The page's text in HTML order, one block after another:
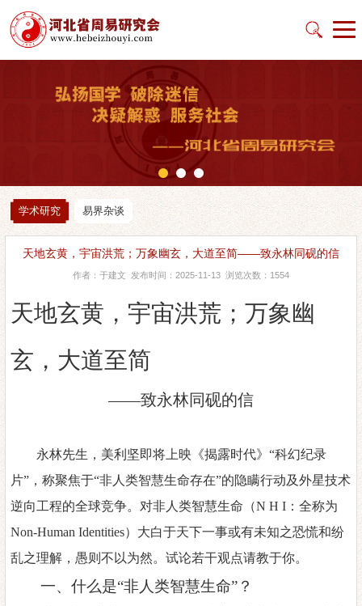
学术研究 易界杂谈
天地玄黄，宇宙洪荒；万象幽玄，大道至简——致永林同砚的信
作者：于建文 发布时间：2025-11-13 浏览次数：1554
天地玄黄，宇宙洪荒；万象幽
玄，大道至简
——致永林同砚的信
永林先生，美利坚即将上映《揭露时代》“科幻纪录
片”，称聚焦于“非人类智慧生命存在”的隐瞒行动及外星技术
逆向工程的全球竞争。对非人类智慧生命 （N H I ：全称为
Non-Human Identities）大白于天下一事或有未知之恐慌和纷
乱之理解，愚则不以为然。试论若干观点请教于你。
一、什么是“非人类智慧生命”？